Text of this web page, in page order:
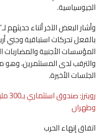
الجيوسياسية.
وأشار البعض الآخر أثناء
بالفعل تحركات استباقية وجني
المؤسسات الأجنبية والمضاربات
والترقب لدى المستثمرين، وهو
الجلسات الأخيرة.
وطهران
اتفاق إنهاء الحرب